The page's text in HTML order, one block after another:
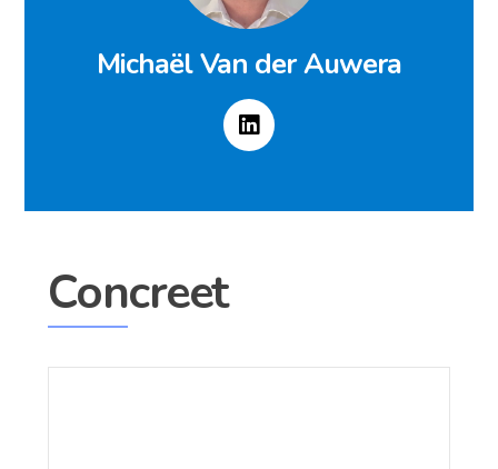
Michaël Van der Auwera
Concreet